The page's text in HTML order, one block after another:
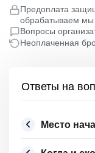
Предоплата
обрабатываем мы
Вопросы
Неоплаченная
Ответы на
Место